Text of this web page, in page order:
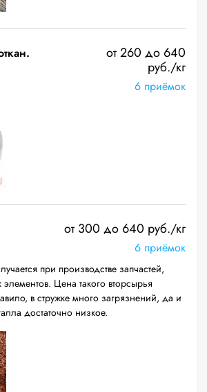
от 260 до 640
руб./кг
6 приёмок
от 300 до 640 руб./кг
6 приёмок
при производстве запчастей,
Цена такого вторсырья
в стружке много загрязнений, да и
достаточно низкое.